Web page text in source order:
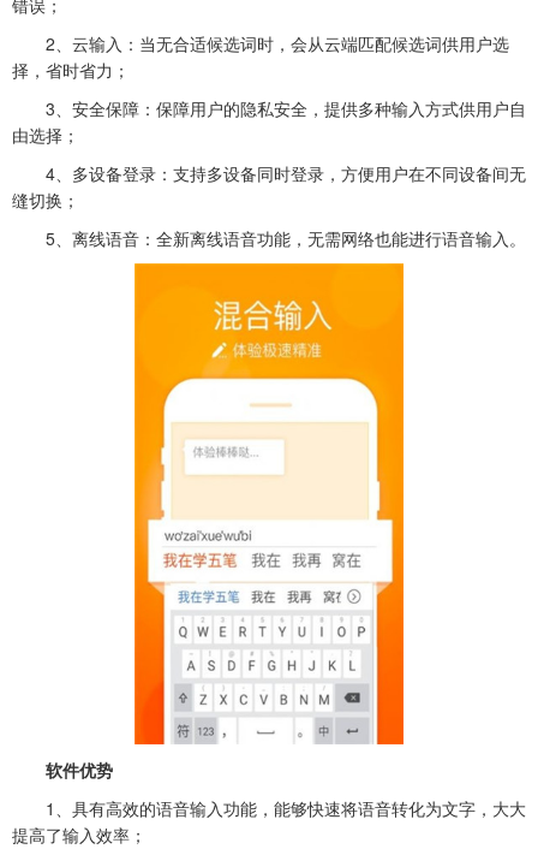
错误；
2、云输入：当无合适候选词时，会从云端匹配候选词供用户选
择，省时省力；
3、安全保障：保障用户的隐私安全，提供多种输入方式供用户自
由选择；
4、多设备登录：支持多设备同时登录，方便用户在不同设备间无
缝切换；
5、离线语音：全新离线语音功能，无需网络也能进行语音输入。
软件优势
1、具有高效的语音输入功能，能够快速将语音转化为文字，大大
提高了输入效率；